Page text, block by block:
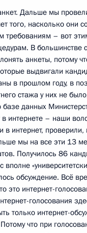
Дальше мы
того, насколько они
требованиям – вот
В большинстве
анкеты, потому
выдвигали
в прошлом году, в
стажа у них не
базе данных
интернете – наши
в интернет, проверили,
мы на все эти 13
Получилось 86
вполне
обсуждение. Всё
это интернет-
голосования
только интернет-
что при